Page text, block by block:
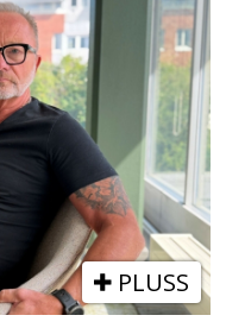
PLUSS